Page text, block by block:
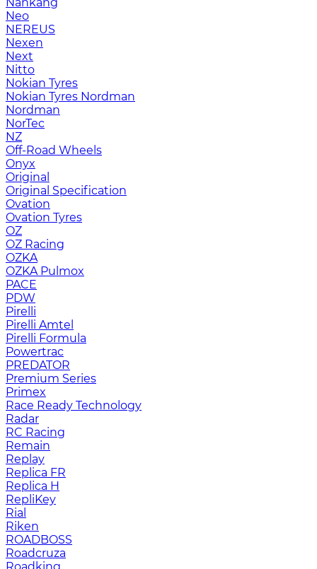
Neo
NEREUS
Nexen
Next
Nitto
Nokian Tyres
Nokian Tyres Nordman
Nordman
NorTec
NZ
Off-Road Wheels
Onyx
Original
Original Specification
Ovation
Ovation Tyres
OZ
OZ Racing
OZKA
OZKA Pulmox
PACE
PDW
Pirelli
Pirelli Amtel
Pirelli Formula
Powertrac
PREDATOR
Premium Series
Primex
Race Ready Technology
Radar
RC Racing
Remain
Replay
Replica FR
Replica H
RepliKey
Rial
Riken
ROADBOSS
Roadcruza